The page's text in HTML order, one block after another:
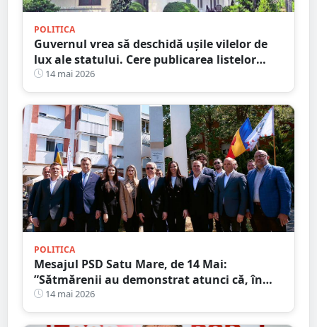
POLITICA
Guvernul vrea să deschidă ușile vilelor de
lux ale statului. Cere publicarea listelor
complete cu beneficiarii și imobilele de
protocol
14 mai 2026
POLITICA
Mesajul PSD Satu Mare, de 14 Mai:
”Sătmărenii au demonstrat atunci că, în
fața unei tragedii, solidaritatea poate
transforma suferința în speranță”
14 mai 2026